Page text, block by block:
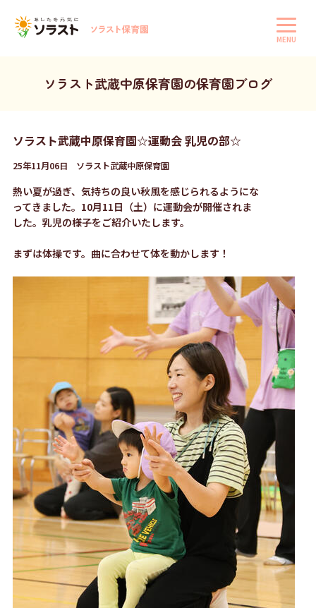
MENU
ソラスト武蔵中原保育園の保育園ブログ
ソラスト武蔵中原保育園☆運動会 乳児の部☆
25年11月06日 ソラスト武蔵中原保育園
熱い夏が過ぎ、気持ちの良い秋風を感じられるようにな
ってきました。10月11日（土）に運動会が開催されま
した。乳児の様子をご紹介いたします。
まずは体操です。曲に合わせて体を動かします！